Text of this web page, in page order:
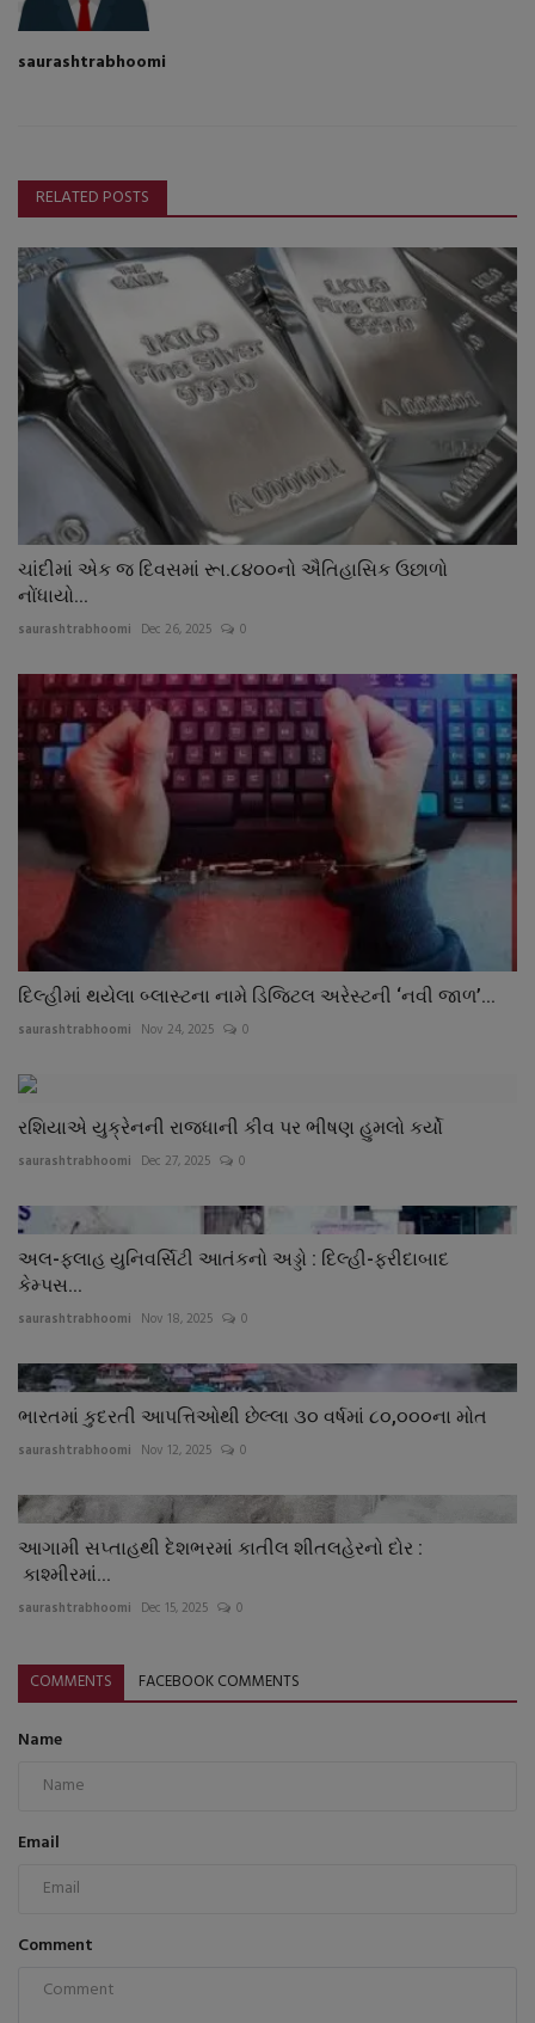
saurashtrabhoomi
RELATED POSTS
ચાંદીમાં એક જ દિવસમાં રૂા.૮૪૦૦નો ઐતિહાસિક ઉછાળો
નોંધાયો...
saurashtrabhoomi Dec 26, 2025 0
દિલ્હીમાં થયેલા બ્લાસ્ટના નામે ડિજિટલ અરેસ્ટની ‘નવી જાળ’...
saurashtrabhoomi Nov 24, 2025 0
રશિયાએ યુક્રેનની રાજધાની કીવ પર ભીષણ હુમલો કર્યો
saurashtrabhoomi Dec 27, 2025 0
અલ-ફલાહ યુનિવર્સિટી આતંકનો અડ્ડો : દિલ્હી-ફરીદાબાદ
કેમ્પસ...
saurashtrabhoomi Nov 18, 2025 0
ભારતમાં કુદરતી આપત્તિઓથી છેલ્લા ૩૦ વર્ષમાં ૮૦,૦૦૦ના મોત
saurashtrabhoomi Nov 12, 2025 0
આગામી સપ્તાહથી દેશભરમાં કાતીલ શીતલહેરનો દોર :
કાશ્મીરમાં...
saurashtrabhoomi Dec 15, 2025 0
COMMENTS FACEBOOK COMMENTS
Name
Email
Comment